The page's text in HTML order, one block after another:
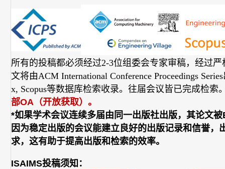
所有的投稿都必须经过2-3位组委会专家审稿，经过
文将由ACM International Conference Proceedings
x, Scopus等数据库检索收录。往届会议皆已完成检索
部OA（开放获取）。
*如果学术会议连续多届由同一出版社出版，其论文
因为稳定出版的会议能建立良好的出版记录和信誉，
求，这有助于提高出版和检索的效率。
ISAIMS投稿须知：